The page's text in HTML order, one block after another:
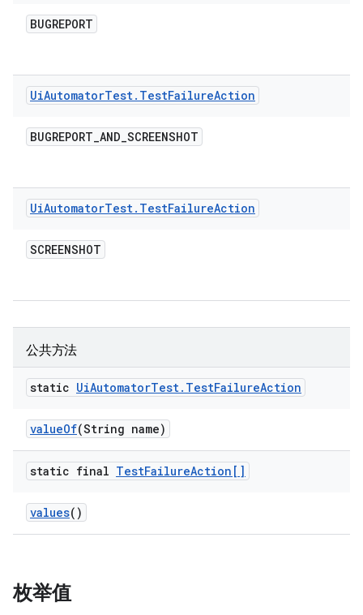
BUGREPORT
UiAutomatorTest. TestFailureAction
BUGREPORT_AND_SCREENSHOT
UiAutomatorTest. TestFailureAction
SCREENSHOT
公共方法
static UiAutomatorTest. TestFailureAction
valueOf(String name)
static final TestFailureAction[]
values()
枚举值